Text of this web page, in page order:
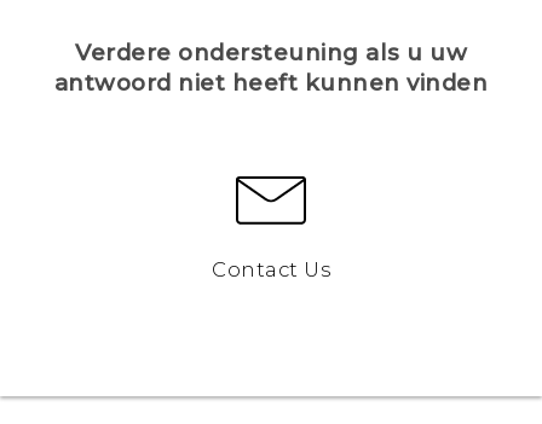
Verdere ondersteuning als u uw
antwoord niet heeft kunnen vinden
Contact Us